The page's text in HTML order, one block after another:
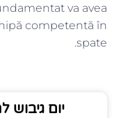
va avea
competentă în
spate.
יום גיבוש